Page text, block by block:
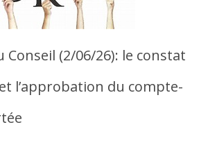
Conseil (2/06/26): le constat
l’approbation du compte-